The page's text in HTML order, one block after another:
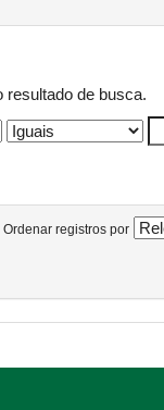
resultado de busca.
Ordenar registros por